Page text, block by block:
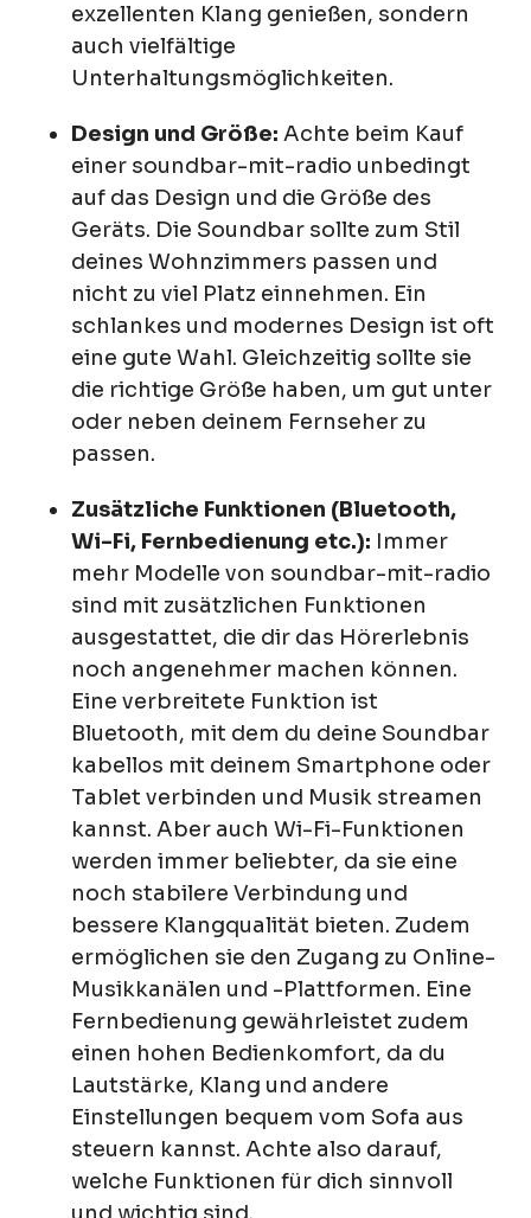
exzellenten Klang genießen, sondern
auch vielfältige
Unterhaltungsmöglichkeiten.
Design und Größe: Achte beim Kauf
einer soundbar-mit-radio unbedingt
auf das Design und die Größe des
Geräts. Die Soundbar sollte zum Stil
deines Wohnzimmers passen und
nicht zu viel Platz einnehmen. Ein
schlankes und modernes Design ist oft
eine gute Wahl. Gleichzeitig sollte sie
die richtige Größe haben, um gut unter
oder neben deinem Fernseher zu
passen.
Zusätzliche Funktionen (Bluetooth,
Wi-Fi, Fernbedienung etc.): Immer
mehr Modelle von soundbar-mit-radio
sind mit zusätzlichen Funktionen
ausgestattet, die dir das Hörerlebnis
noch angenehmer machen können.
Eine verbreitete Funktion ist
Bluetooth, mit dem du deine Soundbar
kabellos mit deinem Smartphone oder
Tablet verbinden und Musik streamen
kannst. Aber auch Wi-Fi-Funktionen
werden immer beliebter, da sie eine
noch stabilere Verbindung und
bessere Klangqualität bieten. Zudem
ermöglichen sie den Zugang zu Online-
Musikkanälen und -Plattformen. Eine
Fernbedienung gewährleistet zudem
einen hohen Bedienkomfort, da du
Lautstärke, Klang und andere
Einstellungen bequem vom Sofa aus
steuern kannst. Achte also darauf,
welche Funktionen für dich sinnvoll